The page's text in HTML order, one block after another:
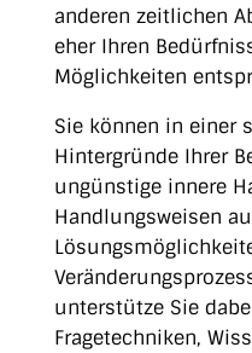
anderen zeitlichen
eher Ihren
Möglichkeiten
Sie können in einer
Hintergründe Ihrer
ungünstige innere
Handlungsweisen
unterstütze Sie
Fragetechniken,